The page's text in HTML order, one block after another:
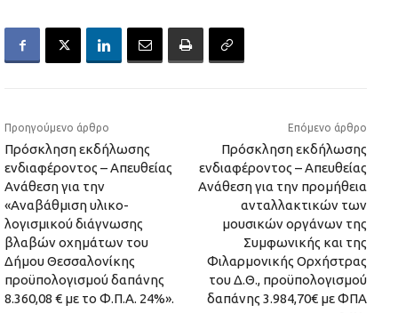
Προηγούμενο άρθρο
Πρόσκληση εκδήλωσης
ενδιαφέροντος – Απευθείας
Ανάθεση για την
«Αναβάθμιση υλικο-
λογισμικού διάγνωσης
βλαβών οχημάτων του
Δήμου Θεσσαλονίκης
προϋπολογισμού δαπάνης
8.360,08 € με το Φ.Π.Α. 24%».
Επόμενο άρθρο
Πρόσκληση εκδήλωσης
ενδιαφέροντος – Απευθείας
Ανάθεση για την προμήθεια
ανταλλακτικών των
μουσικών οργάνων της
Συμφωνικής και της
Φιλαρμονικής Ορχήστρας
του Δ.Θ., προϋπολογισμού
δαπάνης 3.984,70€ με ΦΠΑ